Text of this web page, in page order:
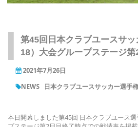
第45回日本クラブユースサ
18）大会グループステージ
2021年7月26日
NEWS
日本クラブユースサッカー選手
本日開幕しました第45回 日本クラブユース